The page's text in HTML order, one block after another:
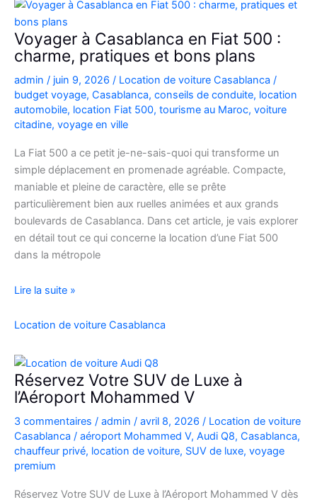
Picanto
à
Casablanca
vos
déplacements
Voyager à Casablanca en Fiat 500 :
charme, pratiques et bons plans
admin / juin 9, 2026 / Location de voiture Casablanca /
budget voyage, Casablanca, conseils de conduite, location
automobile, location Fiat 500, tourisme au Maroc, voiture
citadine, voyage en ville
La Fiat 500 a ce petit je-ne-sais-quoi qui transforme un
simple déplacement en promenade agréable. Compacte,
maniable et pleine de caractère, elle se prête
particulièrement bien aux ruelles animées et aux grands
boulevards de Casablanca. Dans cet article, je vais explorer
en détail tout ce qui concerne la location d’une Fiat 500
dans la métropole
Voyager
Casablanca
Fiat
500
:
pratiques
et
bons
Lire la suite »
Location de voiture Casablanca
Réservez Votre SUV de Luxe à
l’Aéroport Mohammed V
3 commentaires / admin / avril 8, 2026 / Location de voiture
Casablanca / aéroport Mohammed V, Audi Q8, Casablanca,
chauffeur privé, location de voiture, SUV de luxe, voyage
premium
Réservez Votre SUV de Luxe à l’Aéroport Mohammed V dès